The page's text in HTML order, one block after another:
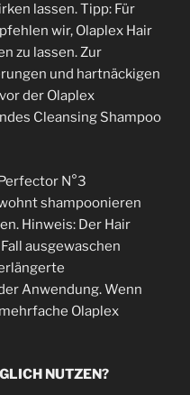
lassen. Tipp: Für
wir, Olaplex Hair
zu lassen. Zur
und hartnäckigen
der Olaplex
Cleansing Shampoo
N°3
shampoonieren
Hinweis: Der Hair
ausgewaschen
Anwendung. Wenn
Olaplex
NUTZEN?